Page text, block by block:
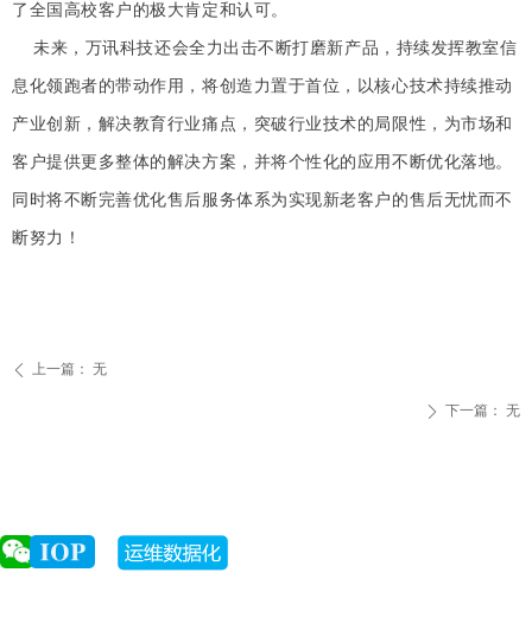
了全国高校客户的极大肯定和认可。
未来，万讯科技还会全力出击不断打磨新产品，持续发挥教室信
息化领跑者的带动作用，将创造力置于首位，以核心技术持续推动
产业创新，解决教育行业痛点，突破行业技术的局限性，为市场和
客户提供更多整体的解决方案，并将个性化的应用不断优化落地。
同时将不断完善优化售后服务体系为实现新老客户的售后无忧而不
断努力！
ꄲ 下一篇： 无
ꄴ 上一篇： 无